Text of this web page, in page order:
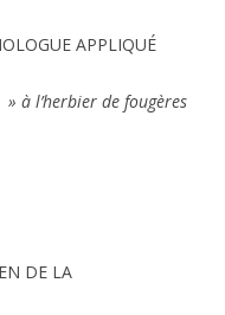
APPLIQUÉ
à l’herbier de fougères
DE LA